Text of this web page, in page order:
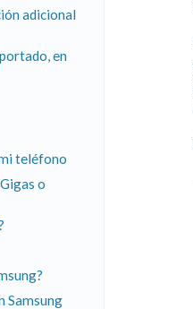
adicional
en
teléfono
o
Samsung